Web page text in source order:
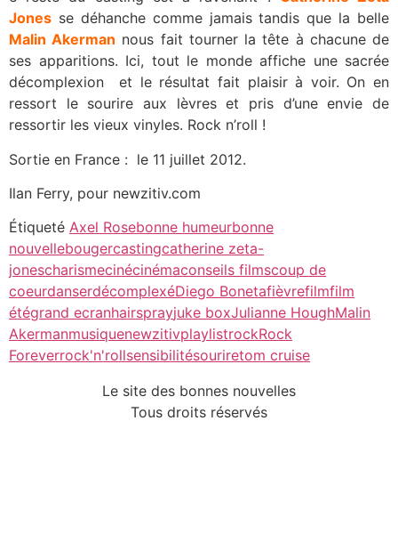
Jones se déhanche comme jamais tandis que la belle
Malin Akerman nous fait tourner la tête à chacune de
ses apparitions. Ici, tout le monde affiche une sacrée
décomplexion et le résultat fait plaisir à voir. On en
ressort le sourire aux lèvres et pris d’une envie de
ressortir les vieux vinyles. Rock n’roll !
Sortie en France : le 11 juillet 2012.
Ilan Ferry, pour newzitiv.com
Étiqueté Axel Rosebonne humeurbonne
nouvellebougercastingcatherine zeta-
jonescharismecinécinémaconseils filmscoup de
coeurdanserdécomplexéDiego Bonetafièvrefilmfilm
étégrand ecranhairsprayjuke boxJulianne HoughMalin
AkermanmusiquenewzitivplaylistrockRock
Foreverrock'n'rollsensibilitésouriretom cruise
Le site des bonnes nouvelles
Tous droits réservés